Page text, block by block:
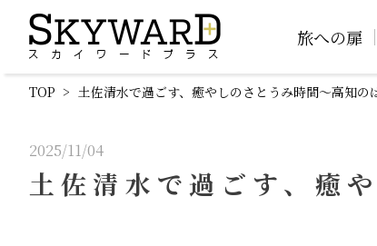
旅への扉
TOP 土佐清水で過ごす、癒やしのさとうみ時間〜高知の
2025/11/04
土佐清水で過ごす、癒